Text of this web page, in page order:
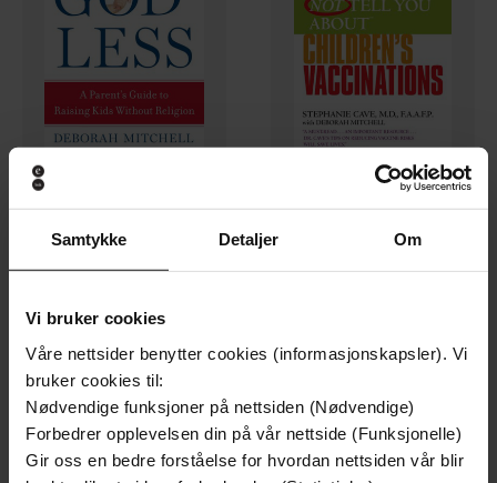
Samtykke Detaljer Om
Vi bruker cookies
Våre nettsider benytter cookies (informasjonskapsler). Vi
bruker cookies til:
Nødvendige funksjoner på nettsiden (Nødvendige)
Forbedrer opplevelsen din på vår nettside (Funksjonelle)
Gir oss en bedre forståelse for hvordan nettsiden vår blir
75,-
EBOK
109,-